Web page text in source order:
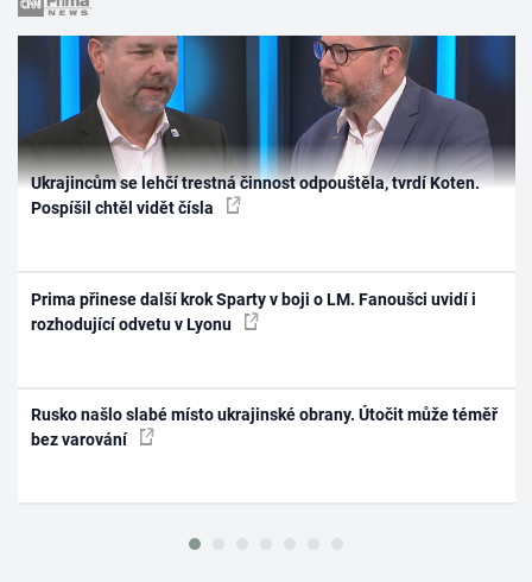
Ukrajincům se lehčí trestná činnost odpouštěla, tvrdí Koten.
Pospíšil chtěl vidět čísla
Prima přinese další krok Sparty v boji o LM. Fanoušci uvidí i
rozhodující odvetu v Lyonu
Rusko našlo slabé místo ukrajinské obrany. Útočit může téměř
bez varování